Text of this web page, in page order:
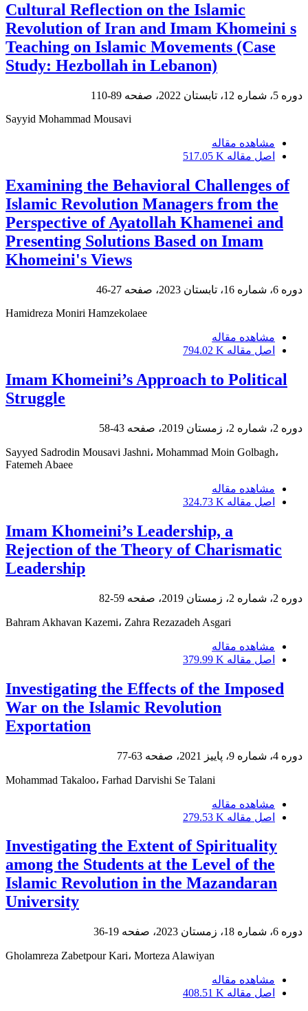
Cultural Reflection on the Islamic
Revolution of Iran and Imam Khomeini s
Teaching on Islamic Movements (Case
Study: Hezbollah in Lebanon)
دوره 5، شماره 12، تابستان 2022، صفحه
89-110
Sayyid Mohammad Mousavi
مشاهده مقاله
اصل مقاله 517.05 K
Examining the Behavioral Challenges of
Islamic Revolution Managers from the
Perspective of Ayatollah Khamenei and
Presenting Solutions Based on Imam
Khomeini's Views
دوره 6، شماره 16، تابستان 2023، صفحه
27-46
Hamidreza Moniri Hamzekolaee
مشاهده مقاله
اصل مقاله 794.02 K
Imam Khomeini’s Approach to Political
Struggle
دوره 2، شماره 2، زمستان 2019، صفحه 43-58
Sayyed Sadrodin Mousavi Jashni، Mohammad Moin Golbagh،
Fatemeh Abaee
مشاهده مقاله
اصل مقاله 324.73 K
Imam Khomeini’s Leadership, a
Rejection of the Theory of Charismatic
Leadership
دوره 2، شماره 2، زمستان 2019، صفحه 59-82
Bahram Akhavan Kazemi، Zahra Rezazadeh Asgari
مشاهده مقاله
اصل مقاله 379.99 K
Investigating the Effects of the Imposed
War on the Islamic Revolution
Exportation
دوره 4، شماره 9، پاییز 2021، صفحه 63-77
Mohammad Takaloo، Farhad Darvishi Se Talani
مشاهده مقاله
اصل مقاله 279.53 K
Investigating the Extent of Spirituality
among the Students at the Level of the
Islamic Revolution in the Mazandaran
University
دوره 6، شماره 18، زمستان 2023، صفحه 19-36
Gholamreza Zabetpour Kari، Morteza Alawiyan
مشاهده مقاله
اصل مقاله 408.51 K